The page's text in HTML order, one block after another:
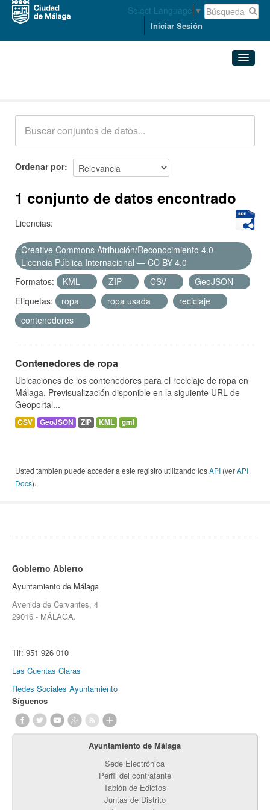
Select Language ▼
Iniciar Sesión
Acerca de
Ordenar por
1 conjunto de datos encontrado
Licencias:
Creative Commons Atribución/Reconocimiento 4.0
Licencia Pública Internacional — CC BY 4.0
Formatos:
KML ZIP CSV
GeoJSON
Etiquetas:
ropa ropa usada
reciclaje
contenedores
Contenedores de ropa
Ubicaciones de los contenedores para el reciclaje de ropa en
Málaga. Previsualización disponible en la siguiente URL de
Geoportal...
CSV GeoJSON ZIP KML gml
Usted también puede acceder a este registro utilizando losAPI (verAPI
Docs).
Gobierno Abierto
Ayuntamiento de Málaga
Avenida de Cervantes, 4
29016 - MÁLAGA.
Tlf: 951 926 010
Las Cuentas Claras
Redes Sociales Ayuntamiento
Síguenos
Ayuntamiento de Málaga
Sede Electrónica
Perfil del contratante
Tablón de Edictos
Juntas de Distrito